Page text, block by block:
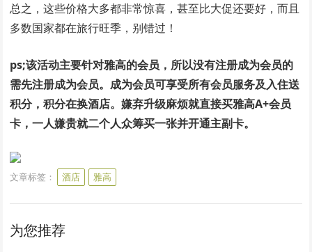
总之，这些价格大多都非常惊喜，甚至比大促还要好，而且
多数国家都在旅行旺季，别错过！
ps;该活动主要针对雅高的会员，所以没有注册成为会员的
需先注册成为会员。成为会员可享受所有会员服务及入住送
积分，积分在换酒店。嫌弃升级麻烦就直接买雅高A+会员
卡，一人嫌贵就二个人众筹买一张并开通主副卡。
文章标签： 酒店 雅高
为您推荐